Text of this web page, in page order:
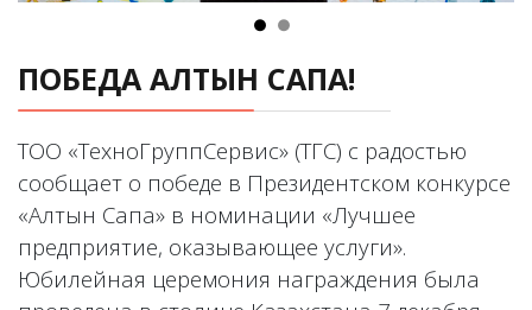
ПОБЕДА АЛТЫН САПА!
ТОО «ТехноГруппСервис» (ТГС) с радостью
сообщает о победе в Президентском конкурсе
«Алтын Сапа» в номинации «Лучшее
предприятие, оказывающее услуги».
Юбилейная церемония награждения была